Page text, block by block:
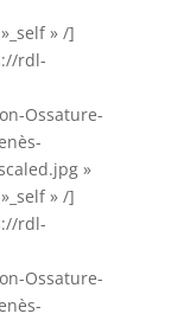
» /]
rdl-
Ossature-
»
» /]
rdl-
Ossature-